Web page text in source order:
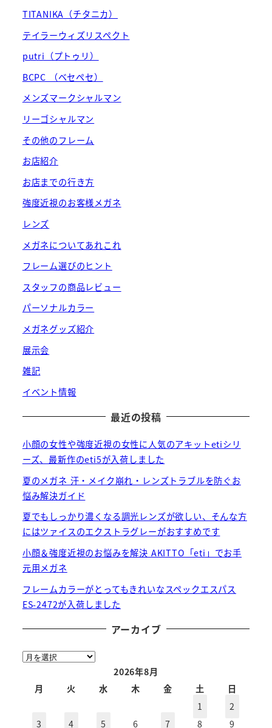
TITANIKA（チタニカ）
テイラーウィズリスペクト
putri（プトゥリ）
BCPC （ベセペセ）
メンズマークシャルマン
リーゴシャルマン
その他のフレーム
お店紹介
お店までの行き方
強度近視のお客様メガネ
レンズ
メガネについてあれこれ
フレーム選びのヒント
スタッフの商品レビュー
パーソナルカラー
メガネグッズ紹介
展示会
雑記
イベント情報
最近の投稿
小顔の女性や強度近視の女性に人気のアキットetiシリ
ーズ、最新作のeti5が入荷しました
夏のメガネ 汗・メイク崩れ・レンズトラブルを防ぐお
悩み解決ガイド
夏でもしっかり濃くなる調光レンズが欲しい、そんな方
にはツァイスのエクストラグレーがおすすめです
小顔＆強度近視のお悩みを解決 AKITTO「eti」でお手
元用メガネ
フレームカラーがとってもきれいなスペックエスパス
ES-2472が入荷しました
アーカイブ
ア
2026年8月
月
火 水 木 金 土
日
1
2
3
4 5 6 7 8 9